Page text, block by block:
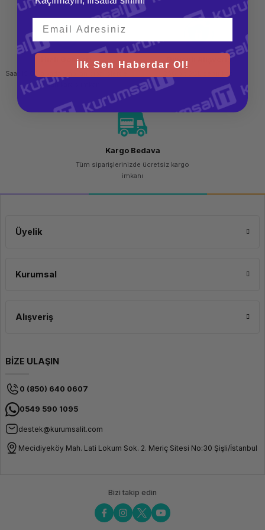
Koruma özellikleri:şoka dayanıklı, Titreşime dayanımlı
… için bileşen:Bilgisayar / laptop
SSD form faktörü:2.5"
NVMe:Hayır
Hızlı Gönderi
Saat 15.00'a kadar yapılan siparişlerde
aynı gün kargo imkanı
Güvenli Alışveriş
256 bit SSL sertifikası
Kargo Bedava
Tüm siparişlerinizde ücretsiz kargo
imkanı
Üyelik
Kurumsal
Alışveriş
BİZE ULAŞIN
0 (850) 640 0607
0549 590 1095
destek@kurumsalit.com
Mecidiyeköy Mah. Lati Lokum Sok. 2. Meriç Sitesi No:30 Şişli/İstanbul
Bizi takip edin
İlk Sen Haberdar Ol!